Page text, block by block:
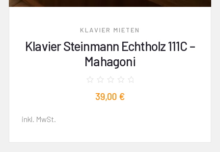
KLAVIER MIETEN
Klavier Steinmann Echtholz 111C –
Mahagoni
39,00 €
inkl. MwSt.